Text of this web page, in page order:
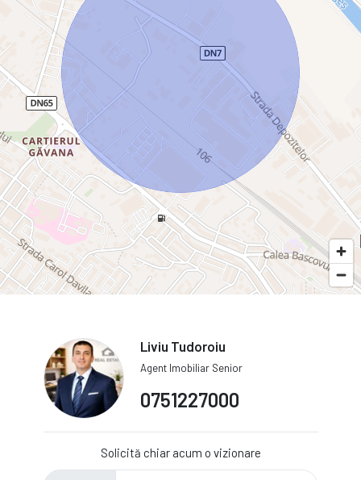
Liviu Tudoroiu
Agent Imobiliar Senior
0751227000
Solicită chiar acum o vizionare